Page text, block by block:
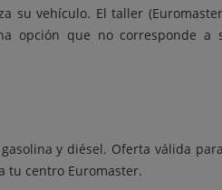
su vehículo. El taller
opción que no corresponde
y diésel. Oferta válida
tu centro Euromaster.